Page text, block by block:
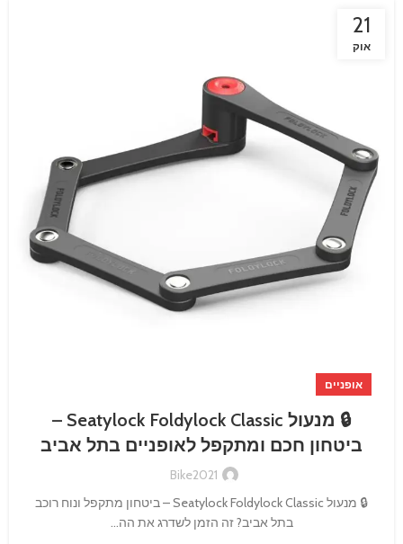
21
אוק
אופניים
🔒 מנעול Seatylock Foldylock Classic –
ביטחון חכם ומתקפל לאופניים בתל אביב
Bike2021
🔒 מנעול Seatylock Foldylock Classic – ביטחון מתקפל ונוח רוכב
בתל אביב? זה הזמן לשדרג את הה...